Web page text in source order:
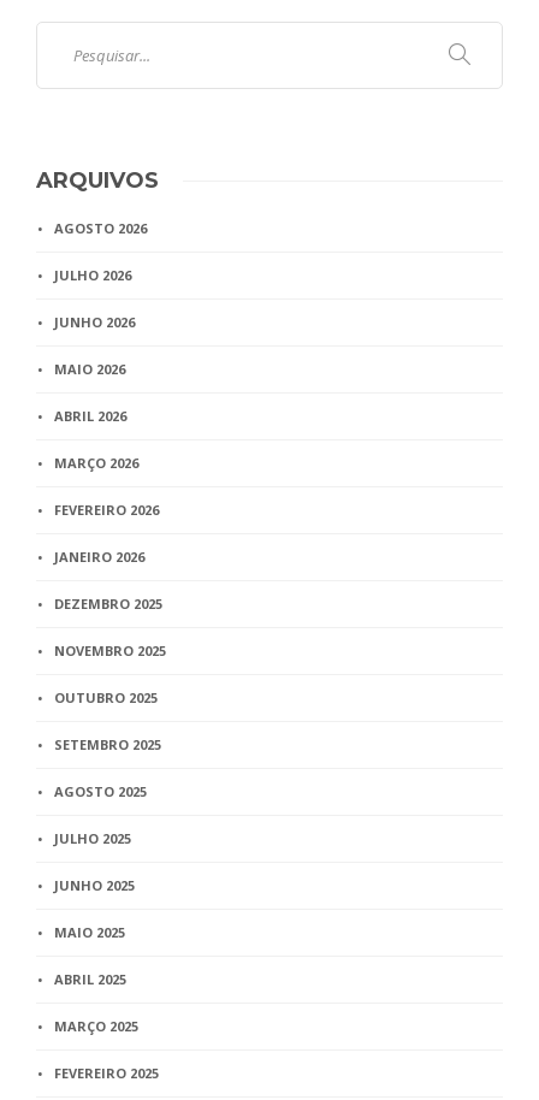
ARQUIVOS
AGOSTO 2026
JULHO 2026
JUNHO 2026
MAIO 2026
ABRIL 2026
MARÇO 2026
FEVEREIRO 2026
JANEIRO 2026
DEZEMBRO 2025
NOVEMBRO 2025
OUTUBRO 2025
SETEMBRO 2025
AGOSTO 2025
JULHO 2025
JUNHO 2025
MAIO 2025
ABRIL 2025
MARÇO 2025
FEVEREIRO 2025